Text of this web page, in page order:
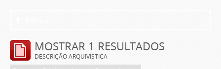
MOSTRAR 1 RESULTADOS
DESCRIÇÃO ARQUIVÍSTICA